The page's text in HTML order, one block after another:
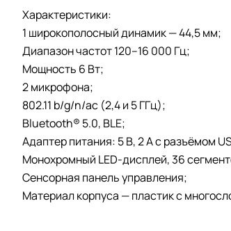
Характеристики:
1 широкополосный динамик — 44,5 мм;
Диапазон частот 120­–16 000 Гц;
Мощность 6 Вт;
2 микрофона;
802.11 b/g/n/ac (2,4 и 5 ГГц);
Bluetooth® 5.0, BLE;
Адаптер питания: 5 В, 2 А с разъёмом
Монохромный LED-дисплей, 36
Сенсорная панель управления;
Материал корпуса — пластик с